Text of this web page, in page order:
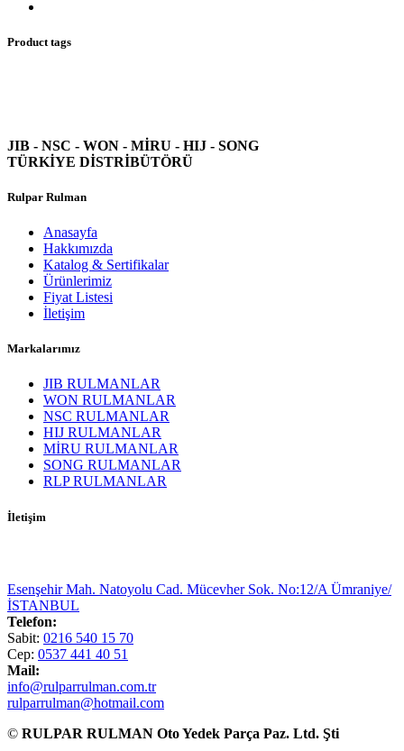
Product tags
JIB - NSC - WON - MİRU - HIJ - SONG
TÜRKİYE DİSTRİBÜTÖRÜ
Rulpar Rulman
Anasayfa
Hakkımızda
Katalog & Sertifikalar
Ürünlerimiz
Fiyat Listesi
İletişim
Markalarımız
JIB RULMANLAR
WON RULMANLAR
NSC RULMANLAR
HIJ RULMANLAR
MİRU RULMANLAR
SONG RULMANLAR
RLP RULMANLAR
İletişim
Esenşehir Mah. Natoyolu Cad. Mücevher Sok. No:12/A Ümraniye/
İSTANBUL
Telefon:
Sabit: 0216 540 15 70
Cep: 0537 441 40 51
Mail:
info@rulparrulman.com.tr
rulparrulman@hotmail.com
© RULPAR RULMAN Oto Yedek Parça Paz. Ltd. Şti